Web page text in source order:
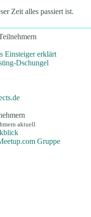
Zeit alles passiert ist.
Einsteiger erklärt
Dschungel
aktuell
Gruppe